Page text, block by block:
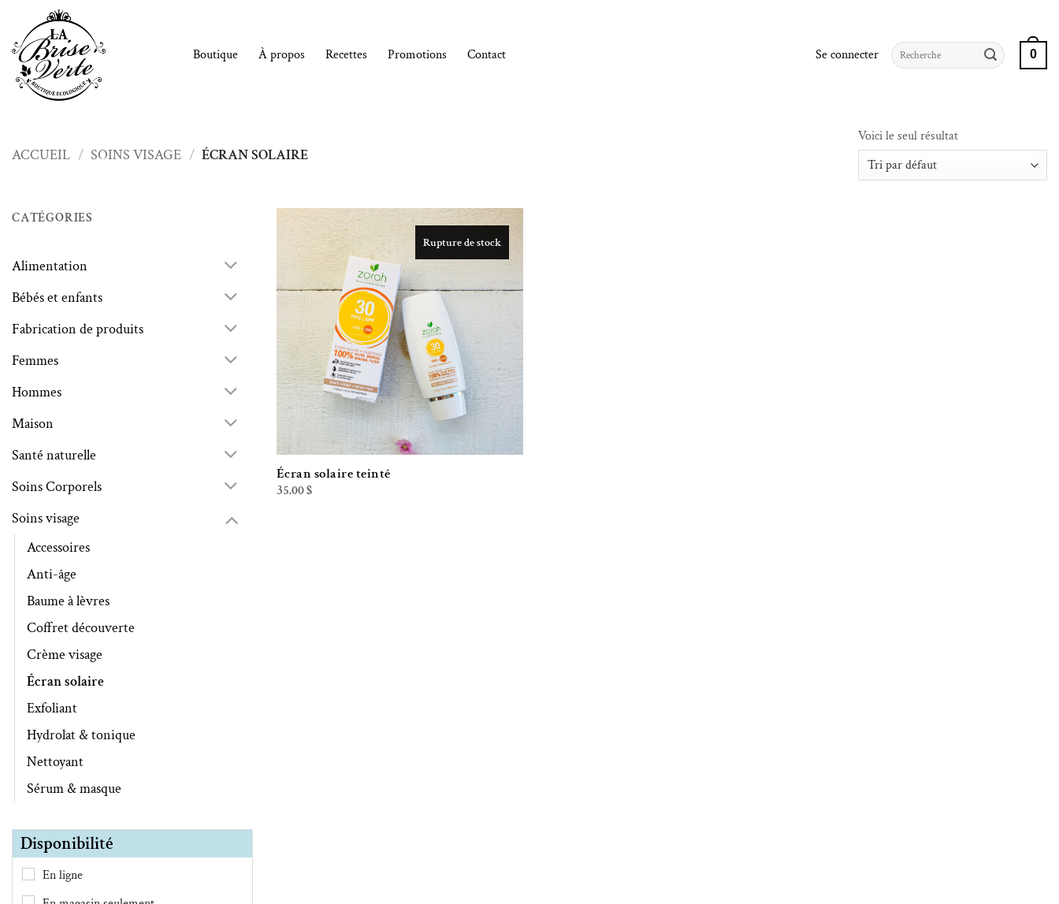
contenu
Boutique À propos Recettes Promotions Contact Se connecter
Recherche
pour :
0
ACCUEIL / SOINS VISAGE / ÉCRAN SOLAIRE
Voici le seul résultat
CATÉGORIES
Alimentation
Bébés et enfants
Fabrication de produits
Femmes
Hommes
Maison
Santé naturelle
Soins Corporels
Soins visage
Accessoires
Anti-âge
Baume à lèvres
Coffret découverte
Crème visage
Écran solaire
Exfoliant
Hydrolat & tonique
Nettoyant
Sérum & masque
Disponibilité
En ligne
Ajouter à la liste de souhaits
Rupture de stock
Écran solaire teinté
35.00$